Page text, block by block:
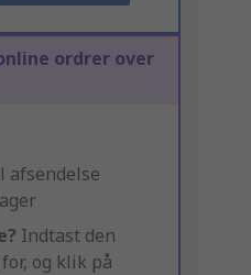
ordrer over
afsendelse
Indtast den
og klik på